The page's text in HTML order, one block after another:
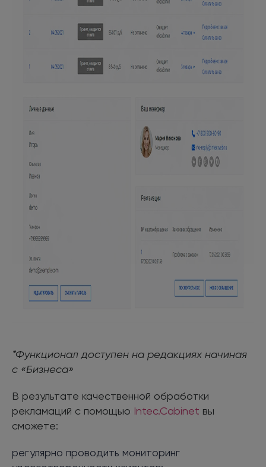
*Функционал доступен на редакциях начиная
с «Бизнеса»
В результате качественной обработки
рекламаций с помощью Intec.Cabinet вы
сможете:
регулярно проводить мониторинг